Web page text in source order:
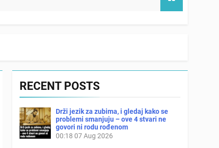
RECENT POSTS
Drži jezik za zubima, i gledaj kako se
problemi smanjuju – ove 4 stvari ne
govori ni rodu rođenom
00:18 07 Aug 2026